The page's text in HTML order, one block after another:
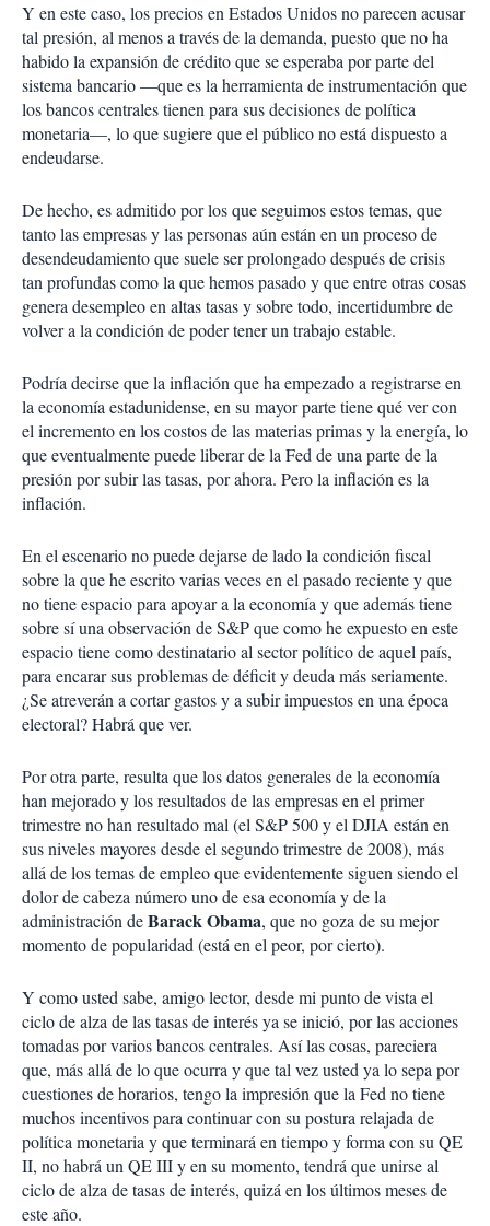
Y en este caso, los precios en Estados Unidos no parecen acusar
tal presión, al menos a través de la demanda, puesto que no ha
habido la expansión de crédito que se esperaba por parte del
sistema bancario —que es la herramienta de instrumentación que
los bancos centrales tienen para sus decisiones de política
monetaria—, lo que sugiere que el público no está dispuesto a
endeudarse.
De hecho, es admitido por los que seguimos estos temas, que
tanto las empresas y las personas aún están en un proceso de
desendeudamiento que suele ser prolongado después de crisis
tan profundas como la que hemos pasado y que entre otras cosas
genera desempleo en altas tasas y sobre todo, incertidumbre de
volver a la condición de poder tener un trabajo estable.
Podría decirse que la inflación que ha empezado a registrarse en
la economía estadunidense, en su mayor parte tiene qué ver con
el incremento en los costos de las materias primas y la energía, lo
que eventualmente puede liberar de la Fed de una parte de la
presión por subir las tasas, por ahora. Pero la inflación es la
inflación.
En el escenario no puede dejarse de lado la condición fiscal
sobre la que he escrito varias veces en el pasado reciente y que
no tiene espacio para apoyar a la economía y que además tiene
sobre sí una observación de S&P que como he expuesto en este
espacio tiene como destinatario al sector político de aquel país,
para encarar sus problemas de déficit y deuda más seriamente.
¿Se atreverán a cortar gastos y a subir impuestos en una época
electoral? Habrá que ver.
Por otra parte, resulta que los datos generales de la economía
han mejorado y los resultados de las empresas en el primer
trimestre no han resultado mal (el S&P 500 y el DJIA están en
sus niveles mayores desde el segundo trimestre de 2008), más
allá de los temas de empleo que evidentemente siguen siendo el
dolor de cabeza número uno de esa economía y de la
administración deBarack Obama, que no goza de su mejor
momento de popularidad (está en el peor, por cierto).
Y como usted sabe, amigo lector, desde mi punto de vista el
ciclo de alza de las tasas de interés ya se inició, por las acciones
tomadas por varios bancos centrales. Así las cosas, pareciera
que, más allá de lo que ocurra y que tal vez usted ya lo sepa por
cuestiones de horarios, tengo la impresión que la Fed no tiene
muchos incentivos para continuar con su postura relajada de
política monetaria y que terminará en tiempo y forma con su QE
II, no habrá un QE III y en su momento, tendrá que unirse al
ciclo de alza de tasas de interés, quizá en los últimos meses de
este año.